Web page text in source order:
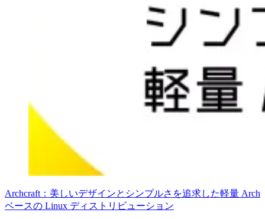
Archcraft：美しいデザインとシンプルさを追求した軽量 Arch
ベースの Linux ディストリビューション